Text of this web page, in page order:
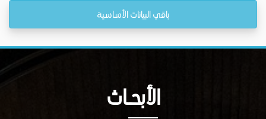
باقي البيانات الأساسية
الأبحــاث